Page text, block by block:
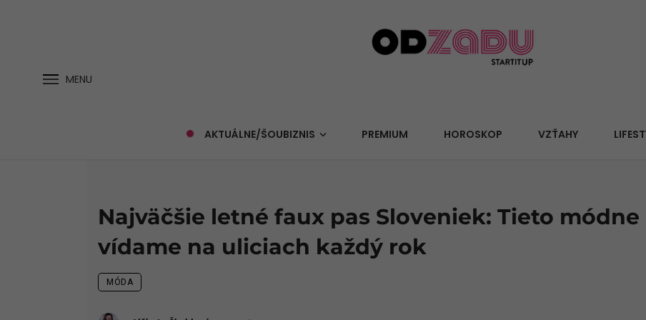
MENU
AKTUÁLNE/ŠOUBIZNIS PREMIUM HOROSKOP VZŤAHY
Najväčšie letné faux pas Sloveniek: Tieto
vídame na uliciach každý rok
MÓDA